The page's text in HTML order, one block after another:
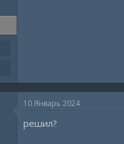
10 Январь 2024
решил?